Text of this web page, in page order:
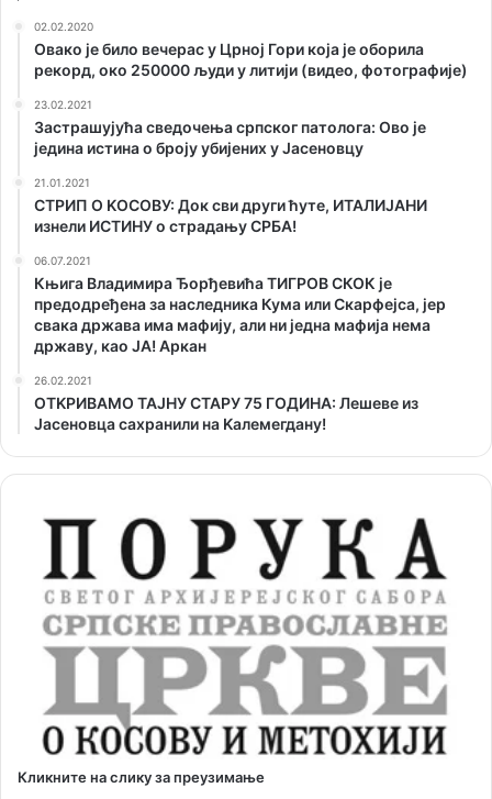
02.02.2020
Овако је било вечерас у Црној Гори која је оборила
рекорд, око 250000 људи у литији (видео, фотографије)
23.02.2021
Застрашујућа сведочења српског патолога: Ово је
једина истина о броју убијених у Јасеновцу
21.01.2021
СТРИП О KОСОВУ: Док сви други ћуте, ИТАЛИЈАНИ
изнели ИСТИНУ о страдању СРБА!
06.07.2021
Књига Владимира Ђорђевића ТИГРОВ СКОК је
предодређена за наследника Кума или Скарфејса, јер
свака држава има мафију, али ни једна мафија нема
државу, као ЈА! Аркан
26.02.2021
ОТKРИВАМО ТАЈНУ СТАРУ 75 ГОДИНА: Лешеве из
Јасеновца сахранили на Kалемегдану!
Кликните на слику за преузимање